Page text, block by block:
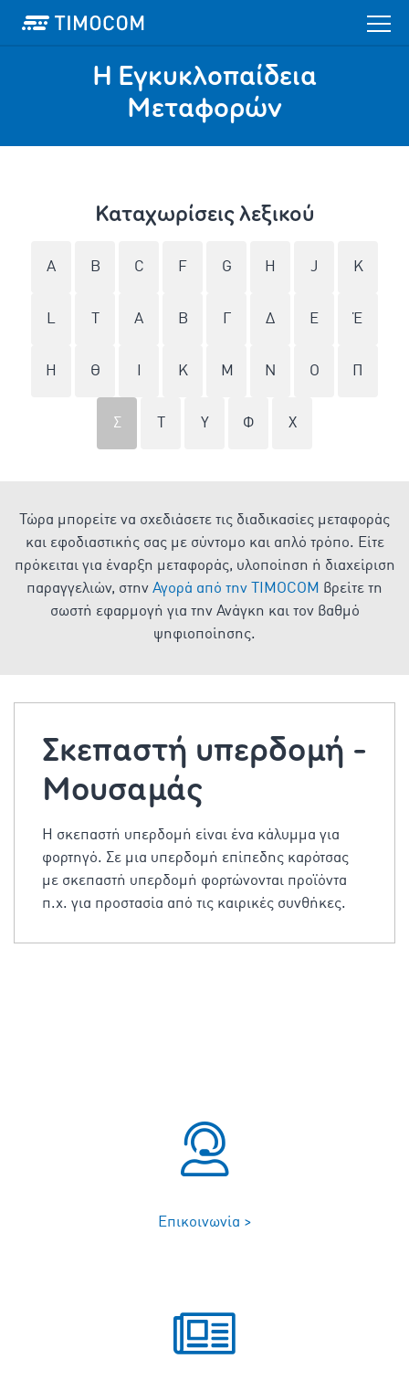
Η Εγκυκλοπαίδεια
Mεταφορών
Καταχωρίσεις λεξικού
A B C F G H J K
L Α Β Δ Ε Έ
Η Θ Κ Μ Ν Ο
Σ Υ Φ Χ
Τώρα μπορείτε να σχεδιάσετε τις διαδικασίες μεταφοράς
και εφοδιαστικής σας με σύντομο και απλό τρόπο. Είτε
πρόκειται για έναρξη μεταφοράς, υλοποίηση ή διαχείριση
παραγγελιών, στην Αγορά από την TIMOCOM βρείτε τη
σωστή εφαρμογή για την Ανάγκη και τον βαθμό
ψηφιοποίησης.
Σκεπαστή υπερδομή -
Μουσαμάς
Η σκεπαστή υπερδομή είναι ένα κάλυμμα για
φορτηγό. Σε μια υπερδομή επίπεδης καρότσας
με σκεπαστή υπερδομή φορτώνονται προϊόντα
π.χ. για προστασία από τις καιρικές συνθήκες.
Επικοινωνία >